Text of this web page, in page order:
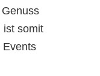
ist somit
Events